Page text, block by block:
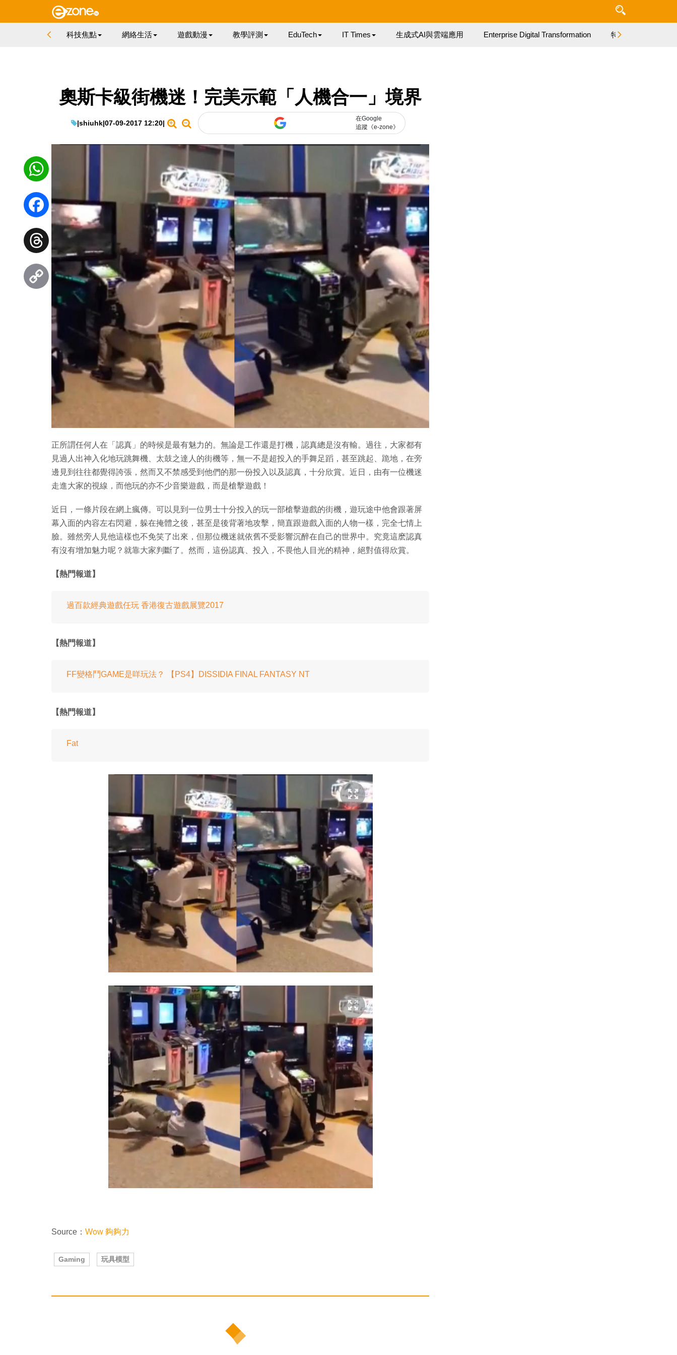
科技焦點 網絡生活 遊戲動漫 教學評測 EduTech IT Times 生成式AI與雲端應用 Enterprise Digital Transformation 特集
奧斯卡級街機迷！完美示範「人機合一」境界
|shiuhk|07-09-2017 12:20|
在Google
追蹤《e-zone》
正所謂任何人在「認真」的時候是最有魅力的。無論是工作還是打機，認真總是沒有輸。過往，大家都有
見過人出神入化地玩跳舞機、太鼓之達人的街機等，無一不是超投入的手舞足蹈，甚至跳起、跪地，在旁
邊見到往往都覺得誇張，然而又不禁感受到他們的那一份投入以及認真，十分欣賞。近日，由有一位機迷
走進大家的視線，而他玩的亦不少音樂遊戲，而是槍擊遊戲！
近日，一條片段在網上瘋傳。可以見到一位男士十分投入的玩一部槍擊遊戲的街機，遊玩途中他會跟著屏
幕入面的内容左右閃避，躲在掩體之後，甚至是後背著地攻擊，簡直跟遊戲入面的人物一樣，完全七情上
臉。雖然旁人見他這樣也不免笑了出來，但那位機迷就依舊不受影響沉醉在自己的世界中。究竟這麽認真
有沒有增加魅力呢？就靠大家判斷了。然而，這份認真、投入，不畏他人目光的精神，絕對值得欣賞。
【熱門報道】
過百款經典遊戲任玩 香港復古遊戲展覽2017
【熱門報道】
FF變格鬥GAME是咩玩法？ 【PS4】DISSIDIA FINAL FANTASY NT
【熱門報道】
Fat
Source： Wow 夠夠力
Gaming 玩具模型
WhatsApp
Facebook
Threads
Copy
Link